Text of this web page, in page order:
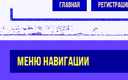
ГЛАВНАЯ
МЕНЮ НАВИГАЦИИ